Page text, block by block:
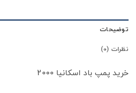
توضیحات
نظرات (0)
خرید پمپ باد اسکانیا 2000